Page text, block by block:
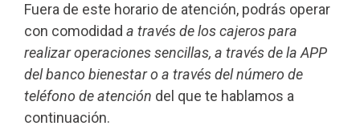
Fuera de este horario de atención, podrás operar
con comodidad a través de los cajeros para
realizar operaciones sencillas, a través de la APP
del banco bienestar o a través del número de
teléfono de atención del que te hablamos a
continuación.